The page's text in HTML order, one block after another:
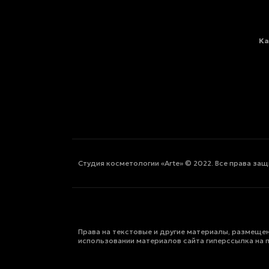
Студия косметологии «Arte» © 2022. Все права
Права на текстовые и другие материалы,
использовании материалов сайта гиперссылка на